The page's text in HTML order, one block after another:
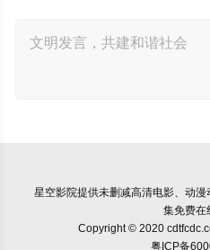
星空影院提供未删减高清电影、动
集免费在
Copyright © 2020
粤ICP备